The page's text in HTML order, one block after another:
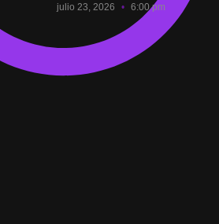
julio 23, 2026 6:00 pm